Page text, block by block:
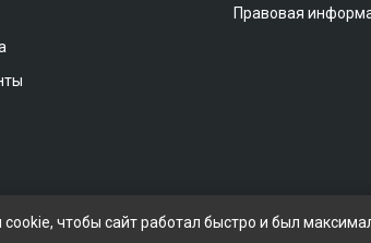
Правовая
cookie, чтобы сайт работал быстро и был